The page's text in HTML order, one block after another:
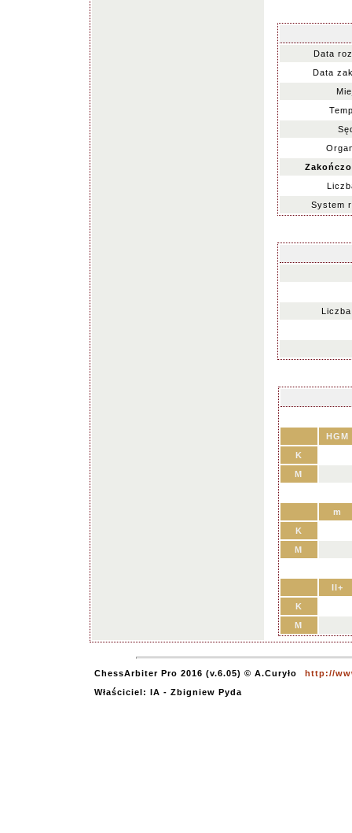
Data
Data
System
HGM
K
M
m
K
M
II+
K
M
ChessArbiter Pro 2016 (v.6.05) © A.Curyło
http://
Właściciel: IA - Zbigniew Pyda